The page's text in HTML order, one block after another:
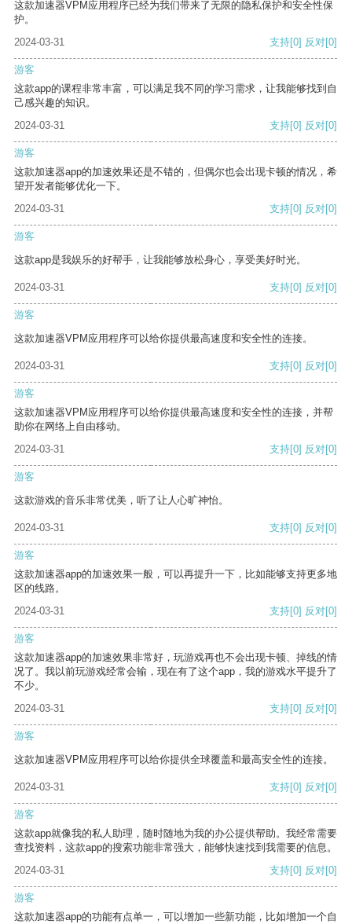
这款加速器VPM应用程序已经为我们带来了无限的隐私保护和安全性保
护。
2024-03-31
支持[0] 反对[0]
游客
这款app的课程非常丰富，可以满足我不同的学习需求，让我能够找到自
己感兴趣的知识。
2024-03-31
支持[0] 反对[0]
游客
这款加速器app的加速效果还是不错的，但偶尔也会出现卡顿的情况，希
望开发者能够优化一下。
2024-03-31
支持[0] 反对[0]
游客
这款app是我娱乐的好帮手，让我能够放松身心，享受美好时光。
2024-03-31 支持[0] 反对[0]
游客
这款加速器VPM应用程序可以给你提供最高速度和安全性的连接。
2024-03-31 支持[0] 反对[0]
游客
这款加速器VPM应用程序可以给你提供最高速度和安全性的连接，并帮
助你在网络上自由移动。
2024-03-31
支持[0] 反对[0]
游客
这款游戏的音乐非常优美，听了让人心旷神怡。
2024-03-31 支持[0] 反对[0]
游客
这款加速器app的加速效果一般，可以再提升一下，比如能够支持更多地
区的线路。
2024-03-31
支持[0] 反对[0]
游客
这款加速器app的加速效果非常好，玩游戏再也不会出现卡顿、掉线的情
况了。我以前玩游戏经常会输，现在有了这个app，我的游戏水平提升了
不少。
2024-03-31
支持[0] 反对[0]
游客
这款加速器VPM应用程序可以给你提供全球覆盖和最高安全性的连接。
2024-03-31 支持[0] 反对[0]
游客
这款app就像我的私人助理，随时随地为我的办公提供帮助。我经常需要
查找资料，这款app的搜索功能非常强大，能够快速找到我需要的信息。
2024-03-31
支持[0] 反对[0]
游客
这款加速器app的功能有点单一，可以增加一些新功能，比如增加一个自